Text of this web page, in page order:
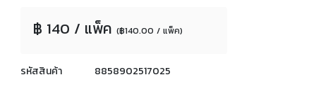
฿ 140 / แพ็ค (฿140.00 / แพ็ค)
รหัสสินค้า 8858902517025